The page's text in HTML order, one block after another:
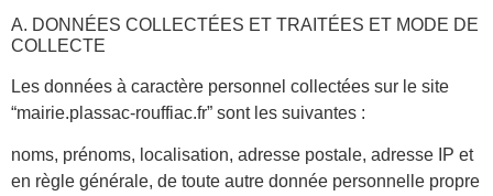
A. DONNÉES COLLECTÉES ET TRAITÉES ET MODE DE
COLLECTE
Les données à caractère personnel collectées sur le site
“mairie.plassac-rouffiac.fr” sont les suivantes :
noms, prénoms, localisation, adresse postale, adresse IP et
en règle générale, de toute autre donnée personnelle propre